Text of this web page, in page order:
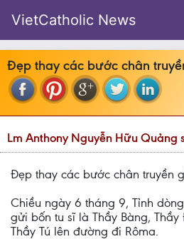
VietCatholic News
Đẹp thay các bước chân
Lm Anthony Nguyễn Hữu Quảng
Đẹp thay các bước chân truyền
Chiều ngày 6 tháng 9, Tỉnh
gửi bốn tu sĩ là Thầy Bàng, Thầy
Thầy Tú lên đường đi Rôma.